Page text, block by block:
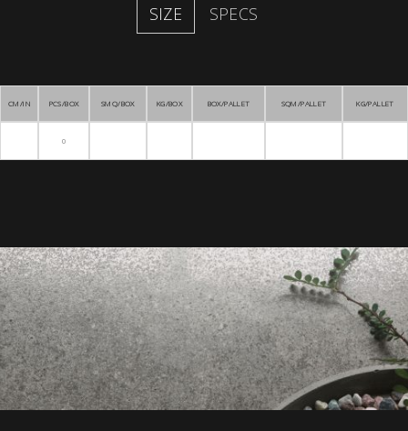
SIZE SPECS
CM/IN PCS/BOX SMQ/BOX KG/BOX BOX/PALLET SQM/PALLET KG/PALLET
0